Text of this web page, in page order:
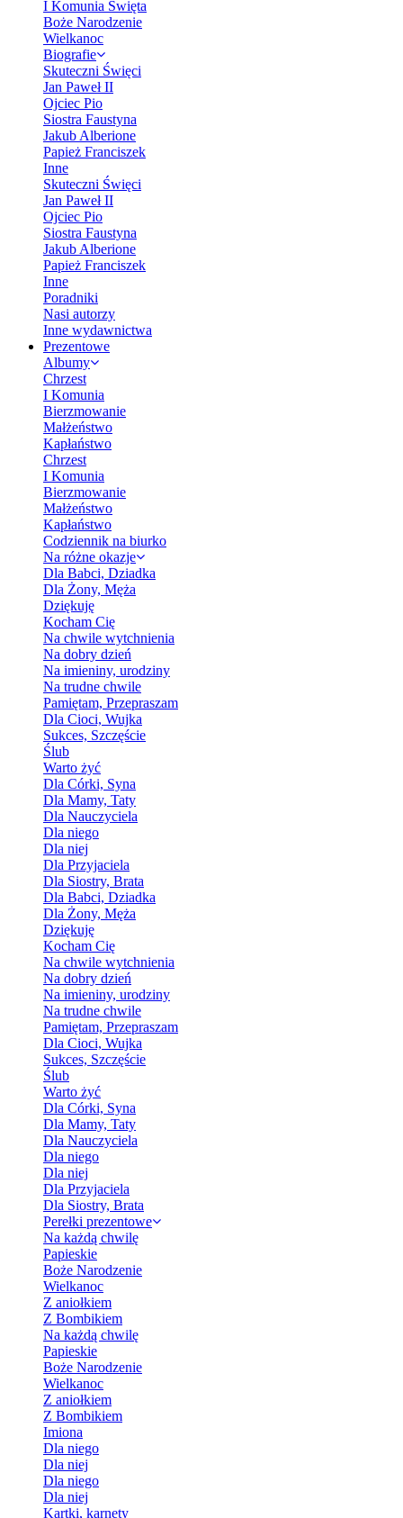
I Komunia Święta
Boże Narodzenie
Wielkanoc
Biografie
Skuteczni Święci
Jan Paweł II
Ojciec Pio
Siostra Faustyna
Jakub Alberione
Papież Franciszek
Inne
Skuteczni Święci
Jan Paweł II
Ojciec Pio
Siostra Faustyna
Jakub Alberione
Papież Franciszek
Inne
Poradniki
Nasi autorzy
Inne wydawnictwa
Prezentowe
Albumy
Chrzest
I Komunia
Bierzmowanie
Małżeństwo
Kapłaństwo
Chrzest
I Komunia
Bierzmowanie
Małżeństwo
Kapłaństwo
Codziennik na biurko
Na różne okazje
Dla Babci, Dziadka
Dla Żony, Męża
Dziękuję
Kocham Cię
Na chwile wytchnienia
Na dobry dzień
Na imieniny, urodziny
Na trudne chwile
Pamiętam, Przepraszam
Dla Cioci, Wujka
Sukces, Szczęście
Ślub
Warto żyć
Dla Córki, Syna
Dla Mamy, Taty
Dla Nauczyciela
Dla niego
Dla niej
Dla Przyjaciela
Dla Siostry, Brata
Dla Babci, Dziadka
Dla Żony, Męża
Dziękuję
Kocham Cię
Na chwile wytchnienia
Na dobry dzień
Na imieniny, urodziny
Na trudne chwile
Pamiętam, Przepraszam
Dla Cioci, Wujka
Sukces, Szczęście
Ślub
Warto żyć
Dla Córki, Syna
Dla Mamy, Taty
Dla Nauczyciela
Dla niego
Dla niej
Dla Przyjaciela
Dla Siostry, Brata
Perełki prezentowe
Na każdą chwilę
Papieskie
Boże Narodzenie
Wielkanoc
Z aniołkiem
Z Bombikiem
Na każdą chwilę
Papieskie
Boże Narodzenie
Wielkanoc
Z aniołkiem
Z Bombikiem
Imiona
Dla niego
Dla niej
Dla niego
Dla niej
Kartki, karnety